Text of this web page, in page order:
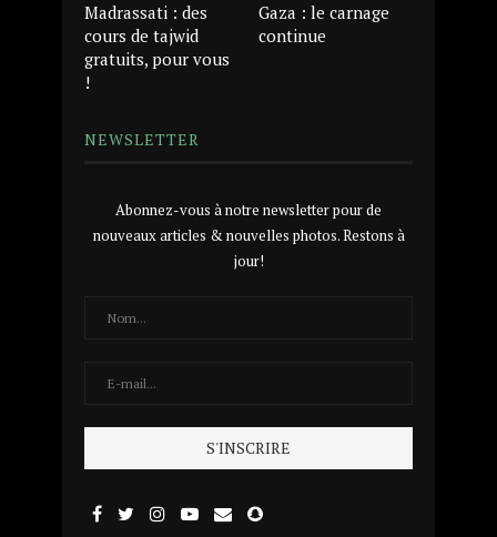
Madrassati : des
cours de tajwid
gratuits, pour vous
!
Gaza : le carnage
continue
NEWSLETTER
Abonnez-vous à notre newsletter pour de
nouveaux articles & nouvelles photos. Restons à
jour!